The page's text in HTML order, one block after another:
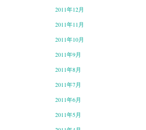
2011年12月
2011年11月
2011年10月
2011年9月
2011年8月
2011年7月
2011年6月
2011年5月